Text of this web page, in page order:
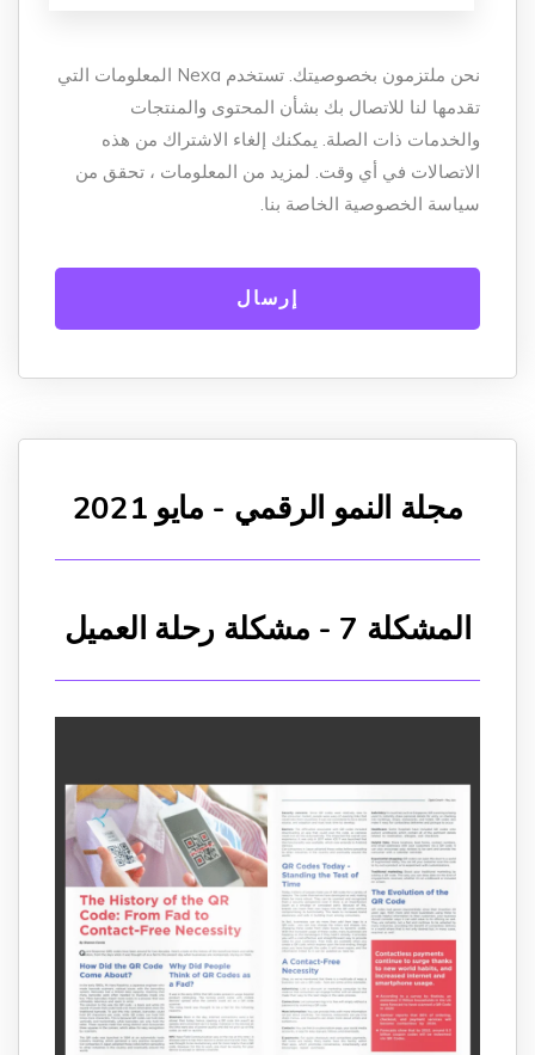
نحن ملتزمون بخصوصيتك. تستخدم Nexa المعلومات التي
تقدمها لنا للاتصال بك بشأن المحتوى والمنتجات
والخدمات ذات الصلة. يمكنك إلغاء الاشتراك من هذه
الاتصالات في أي وقت. لمزيد من المعلومات ، تحقق من
سياسة الخصوصية الخاصة بنا.
مجلة النمو الرقمي - مايو 2021
المشكلة 7 - مشكلة رحلة العميل